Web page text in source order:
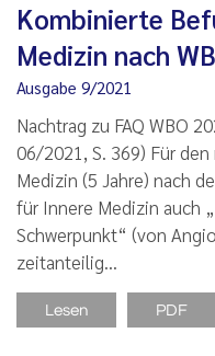
Kombinierte
Medizin nach
Ausgabe 9/2021
Nachtrag zu FAQ WBO
06/2021, S. 369) Für
Medizin (5 Jahre) nach
für Innere Medizin auch
Schwerpunkt“ (von
zeitanteilig…
Lesen PDF